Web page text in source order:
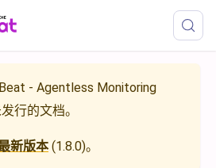
- Agentless Monitoring
行的文档。
新版本(1.8.0)。